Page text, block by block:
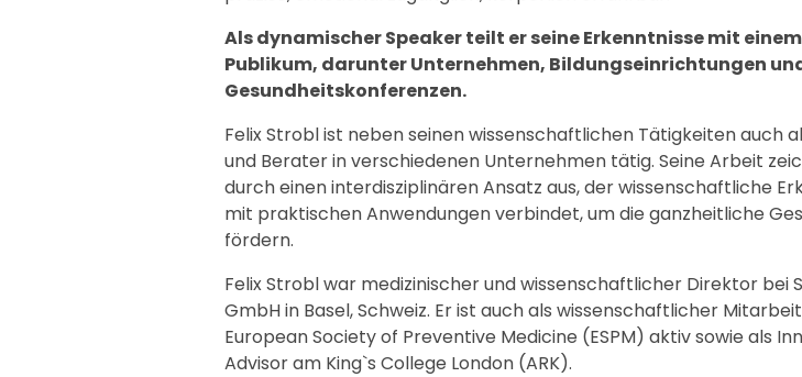
Als dynamischer Speaker teilt er seine Erkenntnisse mit
Publikum, darunter Unternehmen, Bildungseinrichtungen
Gesundheitskonferenzen.
Felix Strobl ist neben seinen wissenschaftlichen Tätigkeiten auch
und Berater in verschiedenen Unternehmen tätig. Seine Arbeit
durch einen interdisziplinären Ansatz aus, der wissenschaftliche
mit praktischen Anwendungen verbindet, um die ganzheitliche
fördern.
Felix Strobl war medizinischer und wissenschaftlicher Direktor bei
GmbH in Basel, Schweiz. Er ist auch als wissenschaftlicher
European Society of Preventive Medicine (ESPM) aktiv sowie als
Advisor am King`s College London (ARK).